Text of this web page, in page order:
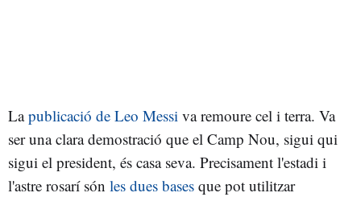
Lapublicació de Leo Messi va remoure cel i terra. Va
ser una clara demostració que el Camp Nou, sigui qui
sigui el president, és casa seva. Precisament l'estadi i
l'astre rosarí són les dues bases que pot utilitzar